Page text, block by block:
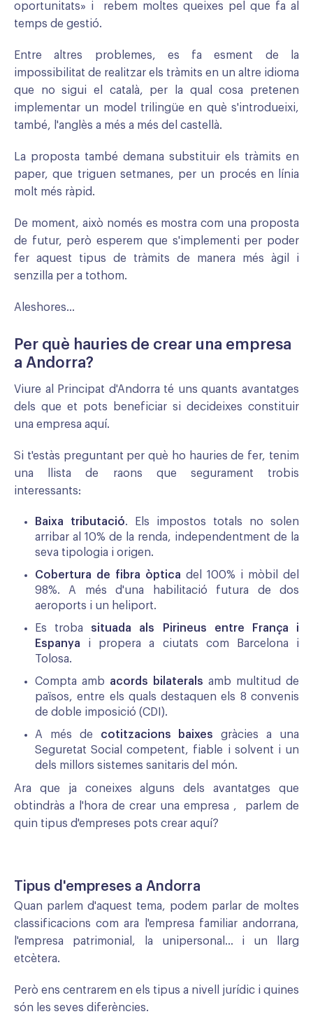
oportunitats» i rebem moltes queixes pel que fa al
temps de gestió.
Entre altres problemes, es fa esment de la
impossibilitat de realitzar els tràmits en un altre idioma
que no sigui el català, per la qual cosa pretenen
implementar un model trilingüe en què s'introdueixi,
també, l'anglès a més a més del castellà.
La proposta també demana substituir els tràmits en
paper, que triguen setmanes, per un procés en línia
molt més ràpid.
De moment, això només es mostra com una proposta
de futur, però esperem que s'implementi per poder
fer aquest tipus de tràmits de manera més àgil i
senzilla per a tothom.
Aleshores…
Per què hauries de crear una empresa
a Andorra?
Viure al Principat d'Andorra té uns quants avantatges
dels que et pots beneficiar si decideixes constituir
una empresa aquí.
Si t'estàs preguntant per què ho hauries de fer, tenim
una llista de raons que segurament trobis
interessants:
Baixa tributació. Els impostos totals no solen
arribar al 10% de la renda, independentment de la
seva tipologia i origen.
Cobertura de fibra òptica del 100% i mòbil del
98%. A més d'una habilitació futura de dos
aeroports i un heliport.
Es troba situada als Pirineus entre França i
Espanya i propera a ciutats com Barcelona i
Tolosa.
Compta amb acords bilaterals amb multitud de
països, entre els quals destaquen els 8 convenis
de doble imposició (CDI).
A més de cotitzacions baixesgràcies a una
Seguretat Social competent, fiable i solvent i un
dels millors sistemes sanitaris del món.
Ara que ja coneixes alguns dels avantatges que
obtindràs a l'hora de crear una empresa , parlem de
quin tipus d'empreses pots crear aquí?
Tipus d'empreses a Andorra
Quan parlem d'aquest tema, podem parlar de moltes
classificacions com ara l'empresa familiar andorrana,
l'empresa patrimonial, la unipersonal… i un llarg
etcètera.
Però ens centrarem en els tipus a nivell jurídic i quines
són les seves diferències.